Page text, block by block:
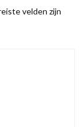
velden zijn